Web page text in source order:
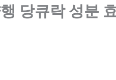
당큐락 성분